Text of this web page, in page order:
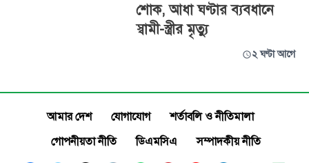
শোক, আধা ঘণ্টার ব্যবধানে
স্বামী-স্ত্রীর মৃত্যু
২ ঘণ্টা আগে
আমার দেশ যোগাযোগ
শর্তাবলি ও নীতিমালা
গোপনীয়তা নীতি
ডিএমসিএ সম্পাদকীয় নীতি